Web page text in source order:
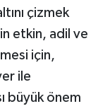
çizmek
etkin, adil ve
için,
ile
büyük önem